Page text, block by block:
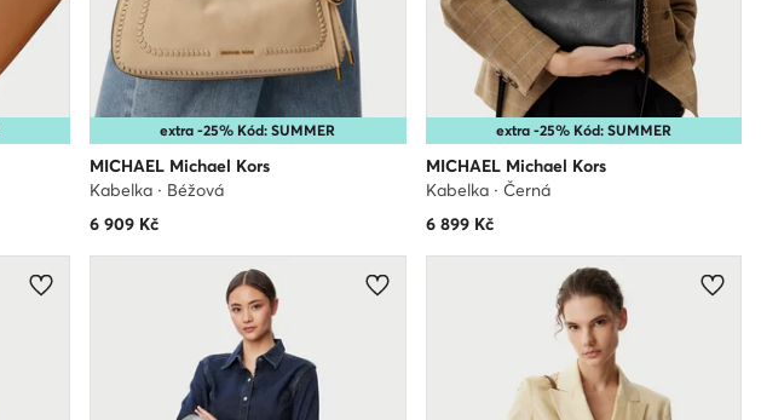
extra -25% Kód: SUMMER
MICHAEL Michael Kors
Kabelka · Béžová
6 909 Kč
extra -25% Kód: SUMMER
MICHAEL Michael Kors
Kabelka · Černá
6 899Kč